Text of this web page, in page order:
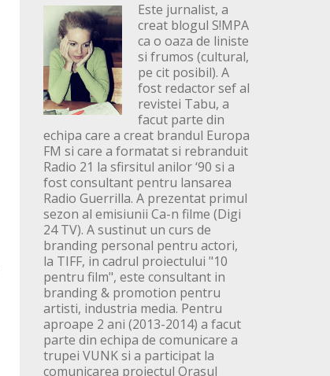
Este jurnalist, a
creat blogul S!MPA
ca o oaza de liniste
si frumos (cultural,
pe cit posibil). A
fost redactor sef al
revistei Tabu, a
facut parte din
echipa care a creat brandul Europa
FM si care a formatat si rebranduit
Radio 21 la sfirsitul anilor ‘90 si a
fost consultant pentru lansarea
Radio Guerrilla. A prezentat primul
sezon al emisiunii Ca-n filme (Digi
24 TV). A sustinut un curs de
branding personal pentru actori,
la TIFF, in cadrul proiectului "10
pentru film", este consultant in
branding & promotion pentru
artisti, industria media. Pentru
aproape 2 ani (2013-2014) a facut
parte din echipa de comunicare a
trupei VUNK si a participat la
comunicarea proiectul Orasul